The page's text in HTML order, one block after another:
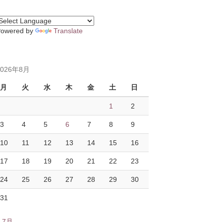
by Translate
年8月
月 火 水 木 金 土 日
1 2
3 4 5 6 7 8 9
10 11 12 13 14 15 16
17 18 19 20 21 22 23
24 25 26 27 28 29 30
31